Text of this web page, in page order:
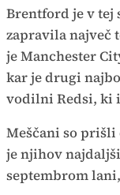
Brentford je v tej
zapravila največ
je Manchester
kar je drugi
vodilni Redsi, ki
Meščani so prišli
je njihov
septembrom